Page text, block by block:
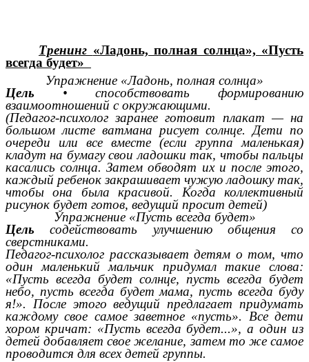
Тренинг «Ладонь, полная солнца», «Пусть
всегда будет»
Упражнение «Ладонь, полная солнца»
Цель • способствовать формированию
взаимоотношений с окружающими.
(Педагог-психолог заранее готовит плакат — на
большом листе ватмана рисует солнце. Дети по
очереди или все вместе (если группа маленькая)
кладут на бумагу свои ладошки так, чтобы пальцы
касались солнца. Затем обводят их и после этого,
каждый ребенок закрашивает чужую ладошку так,
чтобы она была красивой. Когда коллективный
рисунок будет готов, ведущий просит детей)
Упражнение «Пусть всегда будет»
Цель содействовать улучшению общения со
сверстниками.
Педагог-психолог рассказывает детям о том, что
один маленький мальчик придумал такие слова:
«Пусть всегда будет солнце, пусть всегда будет
небо, пусть всегда будет мама, пусть всегда буду
я!». После этого ведущий предлагает придумать
каждому свое самое заветное «пусть». Все дети
хором кричат: «Пусть всегда будет...», а один из
детей добавляет свое желание, затем то же самое
проводится для всех детей группы.